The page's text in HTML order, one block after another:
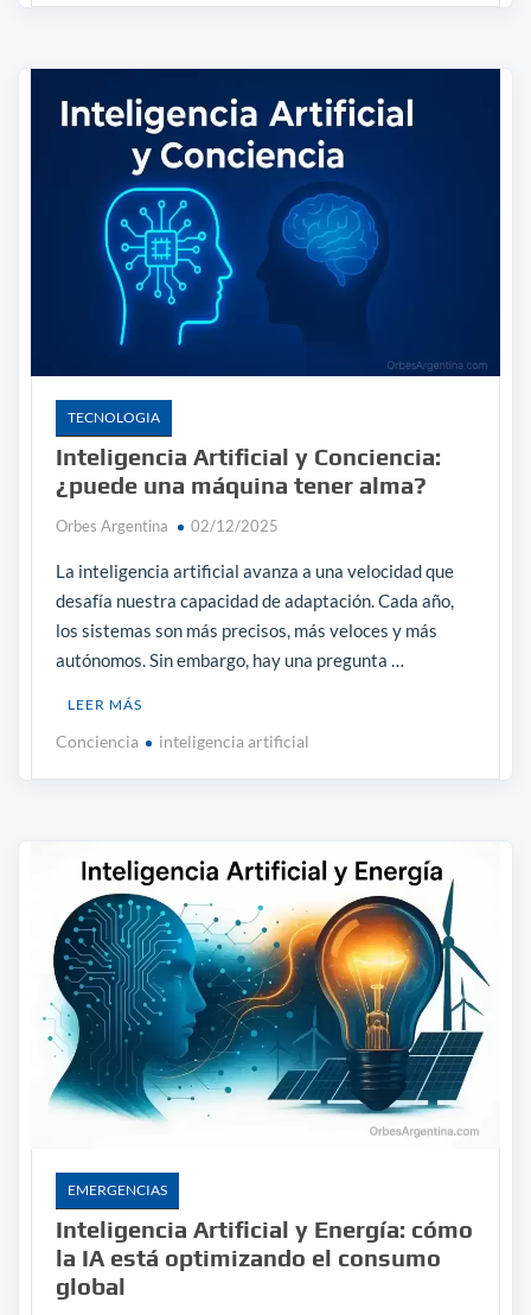
TECNOLOGIA
Inteligencia Artificial y Conciencia:
¿puede una máquina tener alma?
Orbes Argentina 02/12/2025
La inteligencia artificial avanza a una velocidad que
desafía nuestra capacidad de adaptación. Cada año,
los sistemas son más precisos, más veloces y más
autónomos. Sin embargo, hay una pregunta …
LEER MÁS
Conciencia inteligencia artificial
EMERGENCIAS
Inteligencia Artificial y Energía: cómo
la IA está optimizando el consumo
global